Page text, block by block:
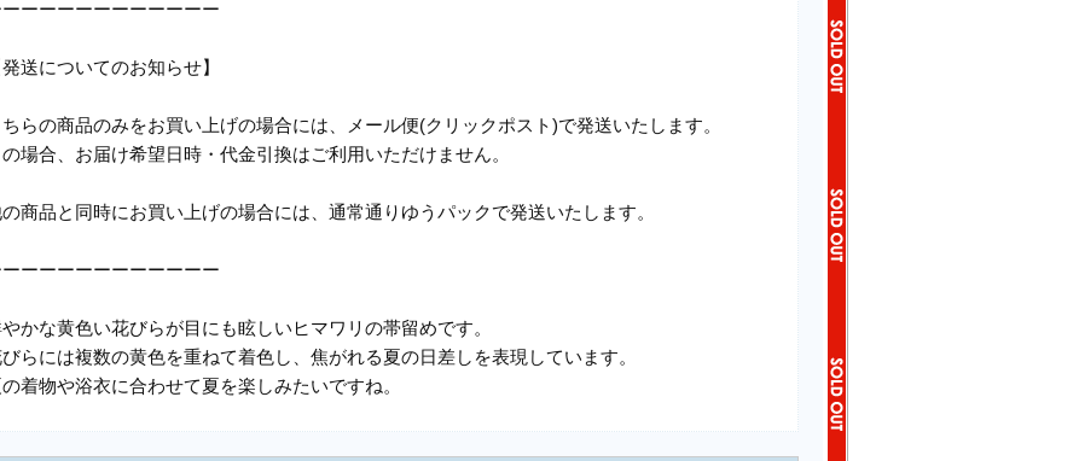
ーーーーーーーーーーーー
発送についてのお知らせ】
ちらの商品のみをお買い上げの場合には、メール便(クリックポスト)で発送いたします。
の場合、お届け希望日時・代金引換はご利用いただけません。
商品と同時にお買い上げの場合には、通常通りゆうパックで発送いたします。
ーーーーーーーーーーーー
かな黄色い花びらが目にも眩しいヒマワリの帯留めです。
らには複数の黄色を重ねて着色し、焦がれる夏の日差しを表現しています。
着物や浴衣に合わせて夏を楽しみたいですね。